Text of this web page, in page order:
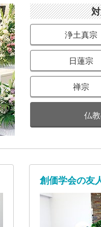
浄土真宗
日蓮宗
禅宗
仏
創価学会の友